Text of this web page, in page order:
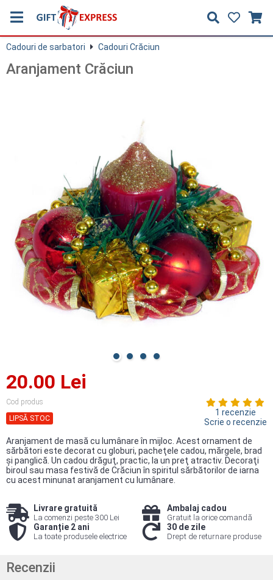
Cadouri de sarbatori Cadouri Crăciun
Aranjament Crăciun
20.00 Lei
Cod produs
LIPSĂ STOC
1 recenzie
Scrie o recenzie
Aranjament de masă cu lumânare în mijloc. Acest ornament de
sărbători este decorat cu globuri, pacheţele cadou, mărgele, brad
şi panglică. Un cadou drăguţ, practic, la un preţ atractiv. Decoraţi
biroul sau masa festivă de Crăciun în spiritul sărbătorilor de iarna
cu acest minunat aranjament cu lumânare.
Livrare gratuită
La comenzi peste 300 Lei
Ambalaj cadou
Gratuit la orice comandă
Garanție 2 ani
La toate produsele electrice
30 de zile
Drept de returnare produse
Recenzii